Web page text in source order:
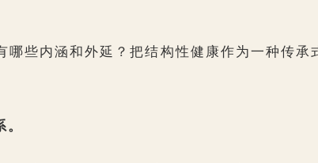
些内涵和外延？把结构性健康作为一种传承